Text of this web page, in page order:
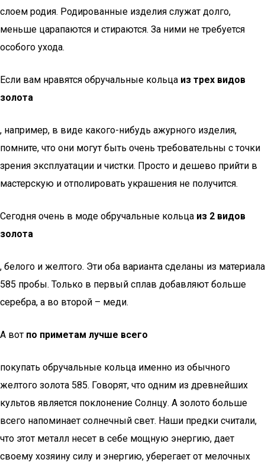
слоем родия. Родированные изделия служат долго,
меньше царапаются и стираются. За ними не требуется
особого ухода.
Если вам нравятся обручальные кольца из трех видов
золота
, например, в виде какого-нибудь ажурного изделия,
помните, что они могут быть очень требовательны с точки
зрения эксплуатации и чистки. Просто и дешево прийти в
мастерскую и отполировать украшения не получится.
Сегодня очень в моде обручальные кольца из 2 видов
золота
, белого и желтого. Эти оба варианта сделаны из материала
585 пробы. Только в первый сплав добавляют больше
серебра, а во второй – меди.
А вот по приметам лучше всего
покупать обручальные кольца именно из обычного
желтого золота 585. Говорят, что одним из древнейших
культов является поклонение Солнцу. А золото больше
всего напоминает солнечный свет. Наши предки считали,
что этот металл несет в себе мощную энергию, дает
своему хозяину силу и энергию, уберегает от мелочных